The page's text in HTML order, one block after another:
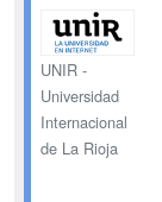
UNIR -
Universidad
Internacional
de La Rioja